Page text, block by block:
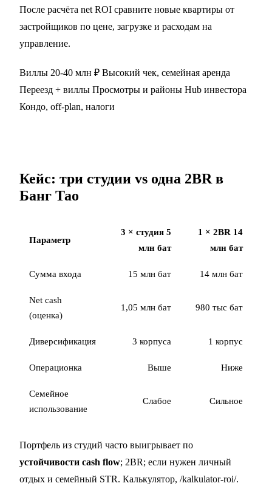
После расчёта net ROI сравните новые квартиры от
застройщиков по цене, загрузке и расходам на
управление.
Виллы 20-40 млн ₽ Высокий чек, семейная аренда
Переезд + виллы Просмотры и районы Hub инвестора
Кондо, off-plan, налоги
Кейс: три студии vs одна 2BR в
Банг Тао
Параметр
3 × студия 5
млн бат
1 × 2BR 14
млн бат
Сумма входа 15 млн бат 14 млн бат
Net cash
(оценка)
1,05 млн бат 980 тыс бат
Диверсификация 3 корпуса 1 корпус
Операционка Выше Ниже
Семейное
использование
Слабое Сильное
Портфель из студий часто выигрывает по
устойчивости cash flow; 2BR; если нужен личный
отдых и семейный STR. Калькулятор, /kalkulator-roi/.